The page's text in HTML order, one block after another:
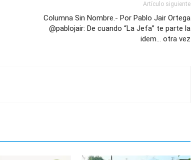
Artículo siguiente
Columna Sin Nombre.- Por Pablo Jair Ortega
@pablojair: De cuando “La Jefa” te parte la
idem… otra vez